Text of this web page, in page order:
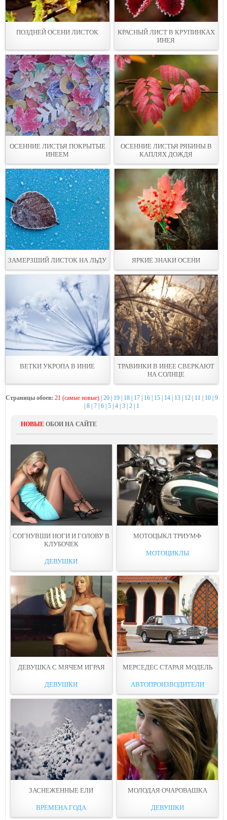
ПОЗДНЕЙ ОСЕНИ ЛИСТОК
КРАСНЫЙ ЛИСТ В КРУПИНКАХ
ИНЕЯ
ОСЕННИЕ ЛИСТЬЯ ПОКРЫТЫЕ
ИНЕЕМ
ОСЕННИЕ ЛИСТЬЯ РЯБИНЫ В
КАПЛЯХ ДОЖДЯ
ЗАМЕРЗШИЙ ЛИСТОК НА ЛЬДУ ЯРКИЕ ЗНАКИ ОСЕНИ
ВЕТКИ УКРОПА В ИНИЕ
ТРАВИНКИ В ИНЕЕ СВЕРКАЮТ
НА СОЛНЦЕ
Страницы обоев: 21 (самые новые) 20 19 18 17 16 15 14 13 12 11 10 9
8 7 6 5 4 3 2 1
НОВЫЕ ОБОИ НА САЙТЕ
СОГНУВШИ НОГИ И ГОЛОВУ В
КЛУБОЧЕК
ДЕВУШКИ
МОТОЦЫКЛ ТРИУМФ
МОТОЦИКЛЫ
ДЕВУШКА С МЯЧЕМ ИГРАЯ
ДЕВУШКИ
МЕРСЕДЕС СТАРАЯ МОДЕЛЬ
АВТОПРОИЗВОДИТЕЛИ
ЗАСНЕЖЕННЫЕ ЕЛИ
ВРЕМЕНА ГОДА
МОЛОДАЯ ОЧАРОВАШКА
ДЕВУШКИ